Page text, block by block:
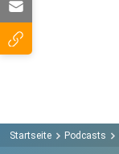
Startseite Podcasts